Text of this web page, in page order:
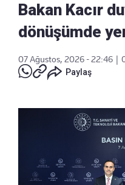
Bakan Kacır
dönüşümde
07 Ağustos, 2026 - 22:46
Paylaş